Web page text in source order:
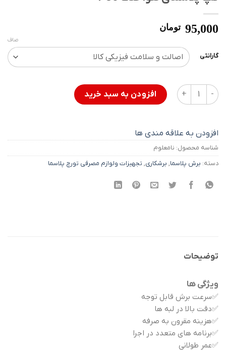
95,000 تومان
گارانتی
صاف
گپ پلاسمای هواخنک P80 عددافزودن به سبد خرید
افزودن به علاقه مندی ها
شناسه محصول: نامعلوم
دسته: برش پلاسما, برشکاری, تجهیزات ولوازم مصرفی تورچ پلاسما
توضیحات
ویژگی ها
✅سرعت برش قابل توجه
✅دقت بالا در لبه ها
✅هزینه مقرون به صرفه
✅برنامه های متعدد در اجرا
✅عمر طولانی